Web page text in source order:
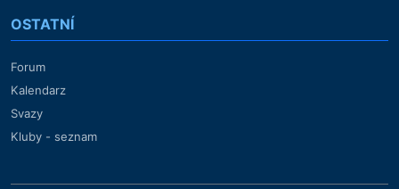
OSTATNÍ
Forum
Kalendarz
Svazy
Kluby - seznam